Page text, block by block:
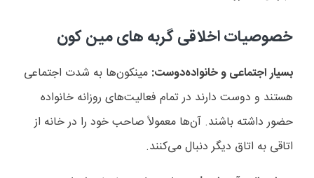
خصوصیات اخلاقی گربه های مین کون
بسیار اجتماعی و خانواده‌دوست: مینکون‌ها به شدت اجتماعی
هستند و دوست دارند در تمام فعالیت‌های روزانه خانواده
حضور داشته باشند. آن‌ها معمولاً صاحب خود را در خانه از
اتاقی به اتاق دیگر دنبال می‌کنند.